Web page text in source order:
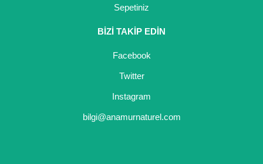
Sepetiniz
BİZİ TAKİP EDİN
Facebook
Twitter
Instagram
bilgi@anamurnaturel.com